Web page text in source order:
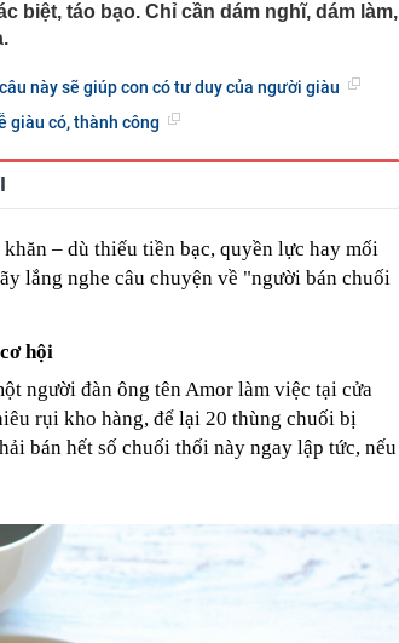
biệt, táo bạo. Chỉ cần dám nghĩ, dám làm,
này sẽ giúp con có tư duy của người giàu
giàu có, thành công
– dù thiếu tiền bạc, quyền lực hay mối
lắng nghe câu chuyện về "người bán chuối
hội
người đàn ông tên Amor làm việc tại cửa
rụi kho hàng, để lại 20 thùng chuối bị
bán hết số chuối thối này ngay lập tức, nếu